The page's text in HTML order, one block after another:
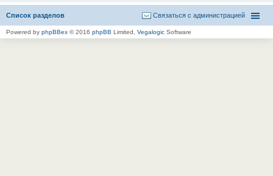
Список разделов Связаться с администрацией
Powered by phpBBex © 2016 phpBB Limited, Vegalogic Software